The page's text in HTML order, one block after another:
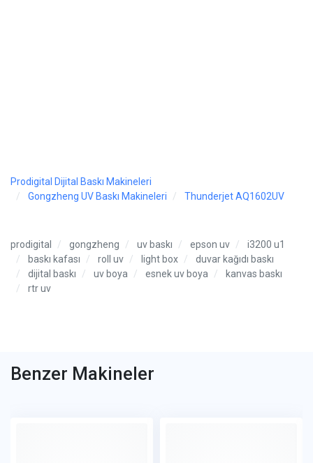
Prodigital Dijital Baskı Makineleri
Gongzheng UV Baskı Makineleri
Thunderjet AQ1602UV
prodigital gongzheng uv baskı epson uv
i3200 u1
baskı kafası
roll uv light box
duvar kağıdı baskı
dijital baskı
uv boya esnek uv boya
kanvas baskı
rtr uv
Benzer Makineler